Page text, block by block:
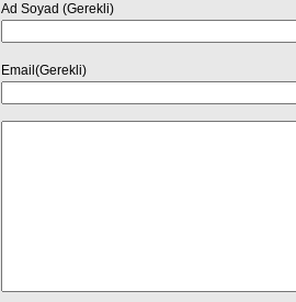
Ad Soyad (Gerekli)
Email(Gerekli)